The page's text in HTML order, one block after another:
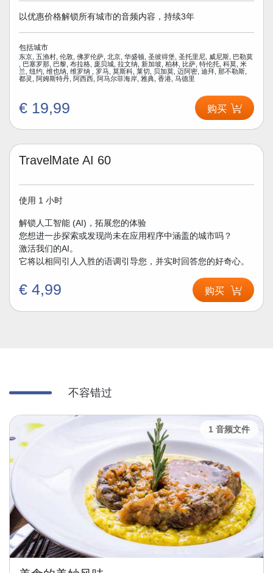
以优惠价格解锁所有城市的音频内容，持续3年
包括城市
东京, 五渔村, 伦敦, 佛罗伦萨, 北京, 华盛顿, 圣彼得堡, 圣托里尼, 威尼斯, 巴勒莫
, 巴塞罗那, 巴黎, 布拉格, 庞贝城, 拉文纳, 新加坡, 柏林, 比萨, 特伦托, 科莫, 米
兰, 纽约, 维也纳, 维罗纳 , 罗马, 莫斯科, 莱切, 贝加莫, 迈阿密, 迪拜, 那不勒斯,
都灵, 阿姆斯特丹, 阿西西, 阿马尔菲海岸, 雅典, 香港, 马德里
€ 19,99 购买
TravelMate AI 60
使用 1 小时
解锁人工智能 (AI)，拓展您的体验
您想进一步探索或发现尚未在应用程序中涵盖的城市吗？
激活我们的AI。
它将以相同引人入胜的语调引导您，并实时回答您的好奇心。
€ 4,99 购买
不容错过
1 音频文件